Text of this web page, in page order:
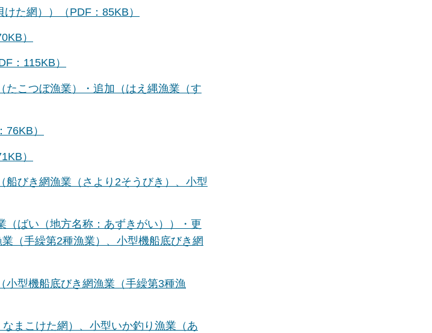
た網））（PDF：85KB）
）
：115KB）
こつぼ漁業）・追加（はえ縄漁業（す
）
）
びき網漁業（さより2そうびき）、小型
ばい（地方名称：あずきがい））・更
（手繰第2種漁業）、小型機船底びき網
型機船底びき網漁業（手繰第3種漁
まこけた網）、小型いか釣り漁業（あ